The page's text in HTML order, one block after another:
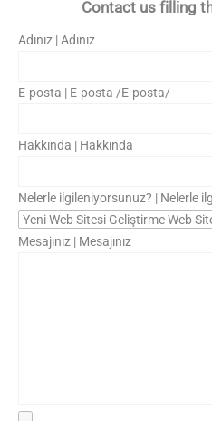
Contact us filling
Adınız | Adınız
E-posta | E-posta /E-posta/
Hakkında | Hakkında
Nelerle ilgileniyorsunuz? | Nelerle
Mesajınız | Mesajınız